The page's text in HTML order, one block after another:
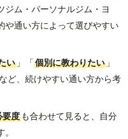
ジム・パーソナルジム・ヨ
や通い方によって選びやすい
い 」「個別に教わりたい 」
ど、続けやすい通い方から考
要度 も合わせて見ると、自分